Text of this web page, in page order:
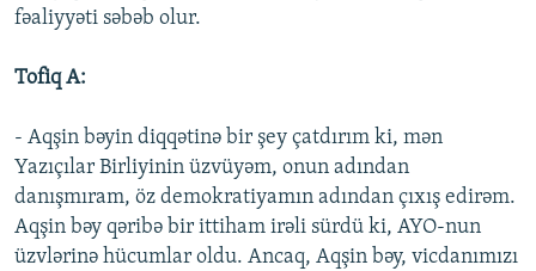
fəaliyyəti səbəb olur.
Tofiq A:
- Aqşin bəyin diqqətinə bir şey çatdırım ki, mən
Yazıçılar Birliyinin üzvüyəm, onun adından
danışmıram, öz demokratiyamın adından çıxış edirəm.
Aqşin bəy qəribə bir ittiham irəli sürdü ki, AYO-nun
üzvlərinə hücumlar oldu. Ancaq, Aqşin bəy, vicdanımızı